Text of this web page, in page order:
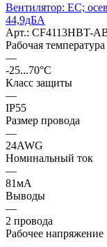
Вентилятор: EC;
44,9дБА
Арт.: CF4113HBT-
Рабочая температура
—
-25...70°C
Класс защиты
—
IP55
Размер провода
—
24AWG
Номинальный ток
—
81мА
Выводы
—
2 провода
Рабочее напряжение